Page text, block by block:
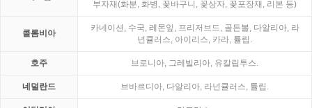
부자재(화분, 화병, 꽃바구니, 꽃상자, 꽃포장재, 리본 등)
콜롬비아
카네이션, 수국, 레몬잎, 프리저브드, 골든볼, 다알리아, 라
넌큘러스, 아이리스, 카라, 튤립.
호주 브로니아, 그레빌리아, 유칼립투스.
네덜란드 브바르디아, 다알리아, 라넌큘러스, 튤립.